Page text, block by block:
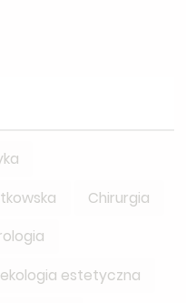
Chirurgia
estetyczna